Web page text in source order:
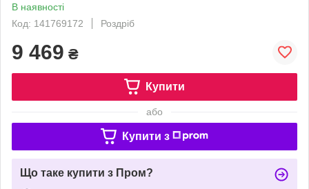
В наявності
Код: 141769172
Роздріб
9 469 ₴
Купити
або
Купити з
Що таке купити з Пром?